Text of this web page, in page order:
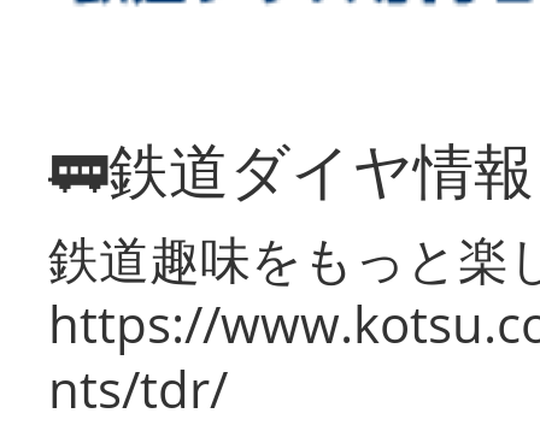
🚃鉄道ダイヤ情
鉄道趣味をもっと楽
https://
nts/tdr/